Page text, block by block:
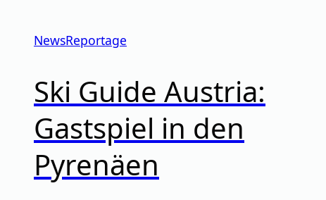
NewsReportage
Ski Guide Austria:
Gastspiel in den
Pyrenäen